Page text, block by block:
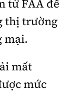
từ FAA để
thị trường
mại.
mất
mức